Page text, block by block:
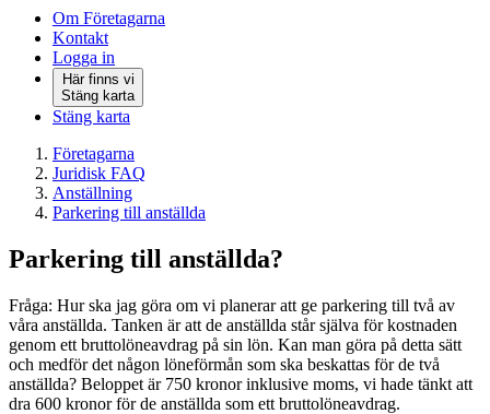
Om Företagarna
Kontakt
Logga in
Här finns vi
Stäng karta
Stäng karta
Företagarna
Juridisk FAQ
Anställning
Parkering till anställda
Parkering till anställda?
Fråga: Hur ska jag göra om vi planerar att ge parkering till två av
våra anställda. Tanken är att de anställda står själva för kostnaden
genom ett bruttolöneavdrag på sin lön. Kan man göra på detta sätt
och medför det någon löneförmån som ska beskattas för de två
anställda? Beloppet är 750 kronor inklusive moms, vi hade tänkt att
dra 600 kronor för de anställda som ett bruttolöneavdrag.